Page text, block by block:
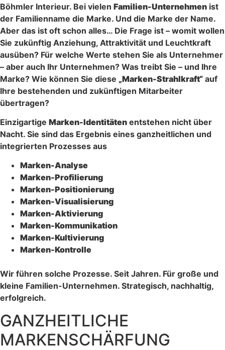
Böhmler Interieur. Bei vielen Familien-Unternehmen ist
der Familienname die Marke. Und die Marke der Name.
Aber das ist oft schon alles… Die Frage ist – womit wollen
Sie zukünftig Anziehung, Attraktivität und Leuchtkraft
ausüben? Für welche Werte stehen Sie als Unternehmer
– aber auch Ihr Unternehmen? Was treibt Sie – und Ihre
Marke? Wie können Sie diese „Marken-Strahlkraft“ auf
Ihre bestehenden und zukünftigen Mitarbeiter
übertragen?
Einzigartige Marken-Identitäten entstehen nicht über
Nacht. Sie sind das Ergebnis eines ganzheitlichen und
integrierten Prozesses aus
Marken-Analyse
Marken-Profilierung
Marken-Positionierung
Marken-Visualisierung
Marken-Aktivierung
Marken-Kommunikation
Marken-Kultivierung
Marken-Kontrolle
Wir führen solche Prozesse. Seit Jahren. Für große und
kleine Familien-Unternehmen. Strategisch, nachhaltig,
erfolgreich.
GANZHEITLICHE
MARKENSCHÄRFUNG